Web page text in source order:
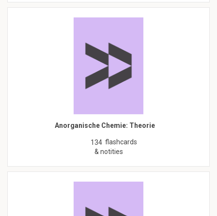
Anorganische Chemie: Theorie
134 flashcards
& notities